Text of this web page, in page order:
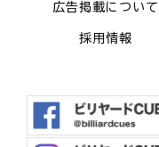
広告掲載について
採用情報